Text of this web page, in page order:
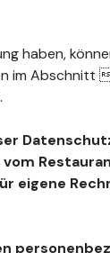
haben,
im Abschnitt
eigene